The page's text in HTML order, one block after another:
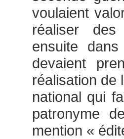
voulaient
réaliser des
ensuite
devaient
réalisation de
national qui
patronyme
mention «